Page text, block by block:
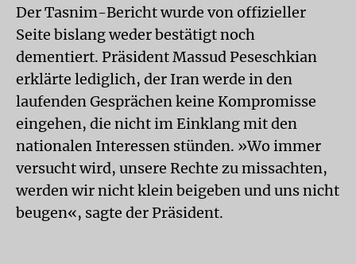
Der Tasnim-Bericht wurde von offizieller
Seite bislang weder bestätigt noch
dementiert. Präsident Massud Peseschkian
erklärte lediglich, der Iran werde in den
laufenden Gesprächen keine Kompromisse
eingehen, die nicht im Einklang mit den
nationalen Interessen stünden. »Wo immer
versucht wird, unsere Rechte zu missachten,
werden wir nicht klein beigeben und uns nicht
beugen«, sagte der Präsident.